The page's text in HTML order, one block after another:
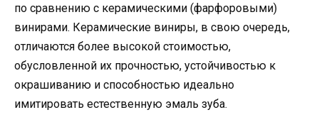
по сравнению с керамическими (фарфоровыми)
винирами. Керамические виниры, в свою очередь,
отличаются более высокой стоимостью,
обусловленной их прочностью, устойчивостью к
окрашиванию и способностью идеально
имитировать естественную эмаль зуба.